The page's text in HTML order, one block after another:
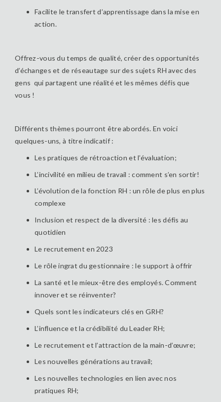
Facilite le transfert d’apprentissage dans la mise en
action.
Offrez-vous du temps de qualité, créer des opportunités
d’échanges et de réseautage sur des sujets RH avec des
gens qui partagent une réalité et les mêmes défis que
vous !
Différents thèmes pourront être abordés. En voici
quelques-uns, à titre indicatif :
Les pratiques de rétroaction et l’évaluation;
L’incivilité en milieu de travail : comment s’en sortir!
L’évolution de la fonction RH : un rôle de plus en plus
complexe
Inclusion et respect de la diversité : les défis au
quotidien
Le recrutement en 2023
Le rôle ingrat du gestionnaire : le support à offrir
La santé et le mieux-être des employés. Comment
innover et se réinventer?
Quels sont les indicateurs clés en GRH?
L’influence et la crédibilité du Leader RH;
Le recrutement et l’attraction de la main-d’œuvre;
Les nouvelles générations au travail;
Les nouvelles technologies en lien avec nos
pratiques RH;